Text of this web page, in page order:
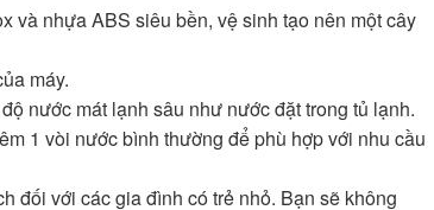
và nhựa ABS siêu bền, vệ sinh tạo nên một cây
máy.
nước mát lạnh sâu như nước đặt trong tủ lạnh.
1 vòi nước bình thường để phù hợp với nhu cầu
đối với các gia đình có trẻ nhỏ. Bạn sẽ không